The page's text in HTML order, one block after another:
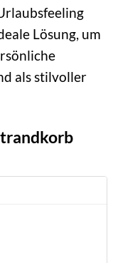
Lösung, um
als stilvoller